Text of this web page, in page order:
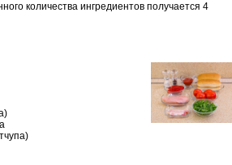
количества ингредиентов получается 4